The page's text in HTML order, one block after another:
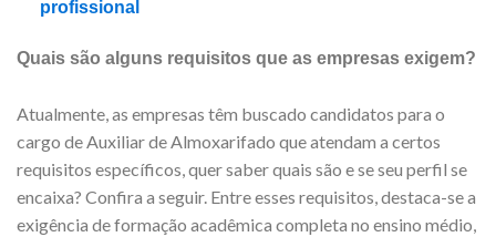
profissional
Quais são alguns requisitos que as empresas exigem?
Atualmente, as empresas têm buscado candidatos para o
cargo de Auxiliar de Almoxarifado que atendam a certos
requisitos específicos, quer saber quais são e se seu perfil se
encaixa? Confira a seguir. Entre esses requisitos, destaca-se a
exigência de formação acadêmica completa no ensino médio,